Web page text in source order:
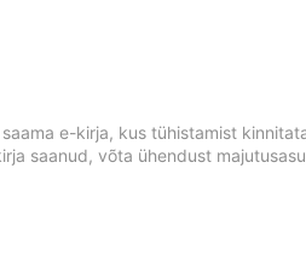
e-kirja, kus tühistamist
saanud, võta ühendust